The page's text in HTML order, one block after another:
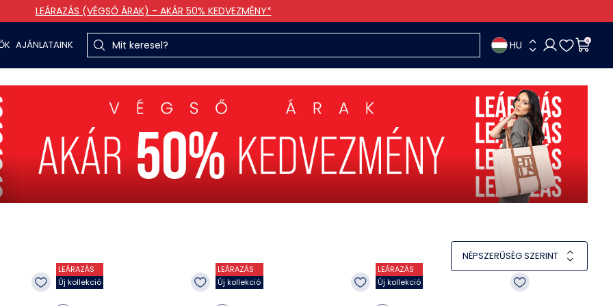
LEÁRAZÁS (VÉGSŐ ÁRAK) - AKÁR 50% KEDVEZMÉNY*
AJÁNLATAINK HU 0
NÉPSZERŰSÉG SZERINT
LEÁRAZÁS
Új kollekció
LEÁRAZÁS
Új kollekció
LEÁRAZÁS
Új kollekció